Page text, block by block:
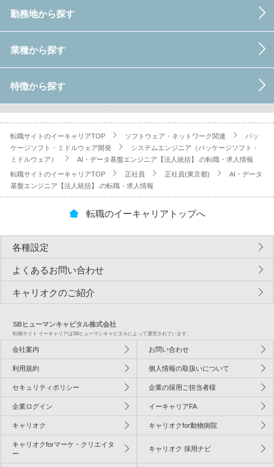
勤務地から探す
業種から探す
特徴から探す
転職サイトのイーキャリアTOP ソフトウェア・ネットワーク関連
パッ
ケージソフト・ミドルウェア開発
システムエンジニア（パッケージソフト・
ミドルウェア）
AI・データ基盤エンジニア【法人統括】.の転職・求人情報
転職サイトのイーキャリアTOP 正社員 正社員(東京都)
AI・データ
基盤エンジニア【法人統括】.の転職・求人情報
転職のイーキャリアトップへ
各種設定
よくあるお問い合わせ
キャリオクのご紹介
SBヒューマンキャピタル株式会社
転職サイト イーキャリアはSBヒューマンキャピタルによって運営されています。
会社案内 お問い合わせ
利用規約 個人情報の取扱いについて
セキュリティポリシー 企業の採用ご担当者様
企業ログイン イーキャリアFA
キャリオク キャリオクfor動物病院
キャリオクforマーケ・クリエイタ
ー
キャリオク 採用ナビ